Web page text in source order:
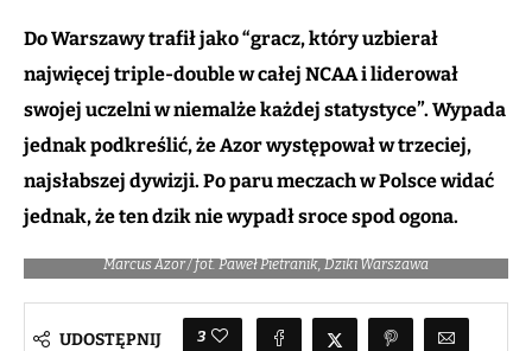
Do Warszawy trafił jako “gracz, który uzbierał
najwięcej triple-double w całej NCAA i liderował
swojej uczelni w niemalże każdej statystyce”. Wypada
jednak podkreślić, że Azor występował w trzeciej,
najsłabszej dywizji. Po paru meczach w Polsce widać
jednak, że ten dzik nie wypadł sroce spod ogona.
Marcus Azor / fot. Paweł Pietranik, Dziki Warszawa
UDOSTĘPNIJ 3